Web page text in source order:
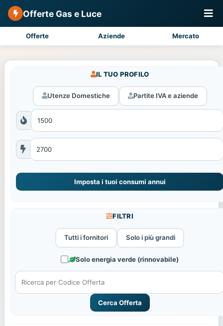
Offerte Gas e Luce
Offerte Aziende Mercato
IL TUO PROFILO
Utenze Domestiche Partite IVA e aziende
Imposta i tuoi consumi annui
FILTRI
Tutti i fornitori Solo i più grandi
Solo energia verde (rinnovabile)
Cerca Offerta